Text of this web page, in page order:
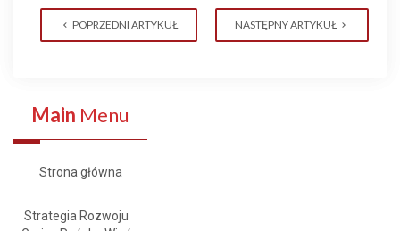
POPRZEDNI ARTYKUŁ NASTĘPNY ARTYKUŁ
Main Menu
Strona główna
Strategia Rozwoju